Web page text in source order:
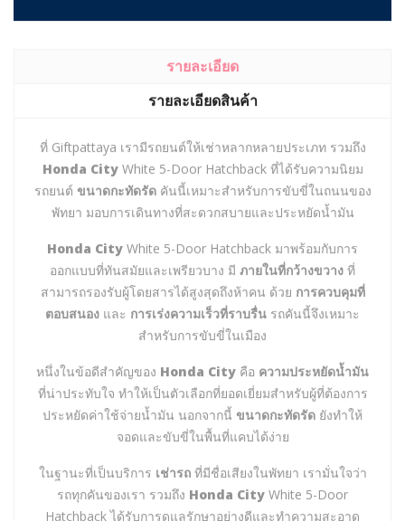
รายละเอียด
รายละเอียดสินค้า
ที่ Giftpattaya เรามีรถยนต์ให้เช่าหลากหลายประเภท รวมถึง
Honda City White 5-Door Hatchback ที่ได้รับความนิยม
รถยนต์ ขนาดกะทัดรัดคันนี้เหมาะสำหรับการขับขี่ในถนนของ
พัทยา มอบการเดินทางที่สะดวกสบายและประหยัดน้ำมัน
Honda City White 5-Door Hatchback มาพร้อมกับการ
ออกแบบที่ทันสมัยและเพรียวบาง มี ภายในที่กว้างขวาง ที่
สามารถรองรับผู้โดยสารได้สูงสุดถึงห้าคน ด้วย การควบคุมที่
ตอบสนอง และ การเร่งความเร็วที่ราบรื่น รถคันนี้จึงเหมาะ
สำหรับการขับขี่ในเมือง
หนึ่งในข้อดีสำคัญของ Honda City คือ ความประหยัดน้ำมัน
ที่น่าประทับใจ ทำให้เป็นตัวเลือกที่ยอดเยี่ยมสำหรับผู้ที่ต้องการ
ประหยัดค่าใช้จ่ายน้ำมัน นอกจากนี้ ขนาดกะทัดรัด ยังทำให้
จอดและขับขี่ในพื้นที่แคบได้ง่าย
ในฐานะที่เป็นบริการ เช่ารถที่มีชื่อเสียงในพัทยา เรามั่นใจว่า
รถทุกคันของเรา รวมถึง Honda City White 5-Door